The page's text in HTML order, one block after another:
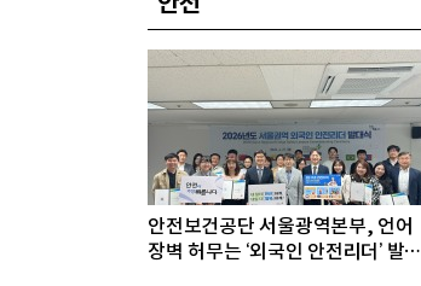
안전보건공단 서울광역본부, 언어
장벽 허무는 ‘외국인 안전리더’ 발대